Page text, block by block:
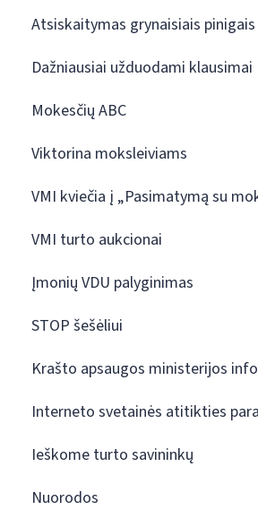
Atsiskaitymas grynaisiais pinigais
Dažniausiai užduodami klausimai
Mokesčių ABC
Viktorina moksleiviams
VMI kviečia į „Pasimatymą su
VMI turto aukcionai
Įmonių VDU palyginimas
STOP šešėliui
Krašto apsaugos ministerijos
Interneto svetainės atitikties
Ieškome turto savininkų
Nuorodos